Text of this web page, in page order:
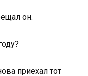
он.
приехал тот